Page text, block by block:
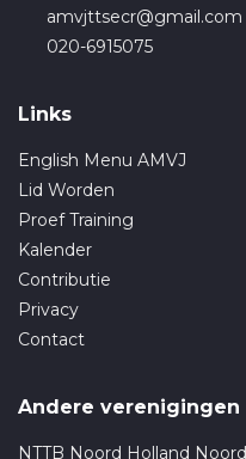
amvjttsecr@gmail.com
020-6915075
Links
English Menu AMVJ
Lid Worden
Proef Training
Kalender
Contributie
Privacy
Contact
Andere verenigingen
NTTB Noord Holland Noord